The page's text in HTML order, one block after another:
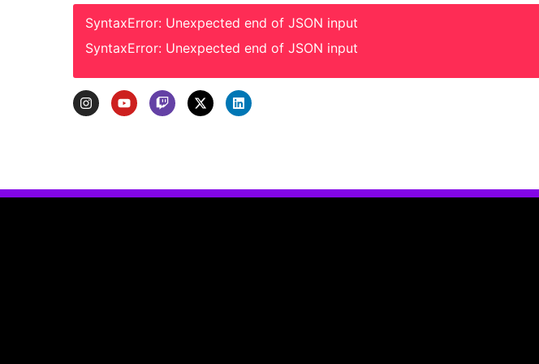
SyntaxError: Unexpected end of JSON input
SyntaxError: Unexpected end of JSON input